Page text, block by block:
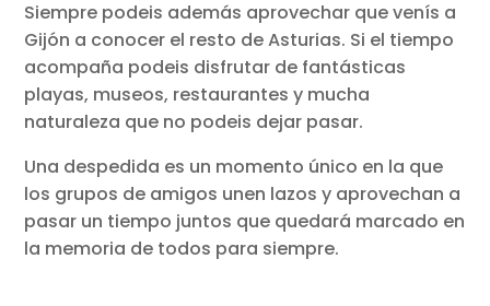
Siempre podeis además aprovechar que venís a
Gijón a conocer el resto de Asturias. Si el tiempo
acompaña podeis disfrutar de fantásticas
playas, museos, restaurantes y mucha
naturaleza que no podeis dejar pasar.
Una despedida es un momento único en la que
los grupos de amigos unen lazos y aprovechan a
pasar un tiempo juntos que quedará marcado en
la memoria de todos para siempre.